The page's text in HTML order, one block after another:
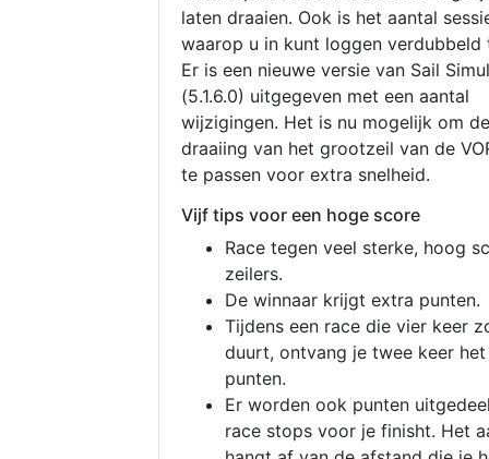
laten draaien. Ook is het aantal
waarop u in kunt loggen verdubbeld
Er is een nieuwe versie van Sail
(5.1.6.0) uitgegeven met een aantal
wijzigingen. Het is nu mogelijk om de
draaiing van het grootzeil van de
te passen voor extra snelheid.
Vijf tips voor een hoge score
Race tegen veel sterke, hoog
zeilers.
De winnaar krijgt extra punten.
Tijdens een race die vier keer
duurt, ontvang je twee keer
punten.
Er worden ook punten
race stops voor je finisht. Het